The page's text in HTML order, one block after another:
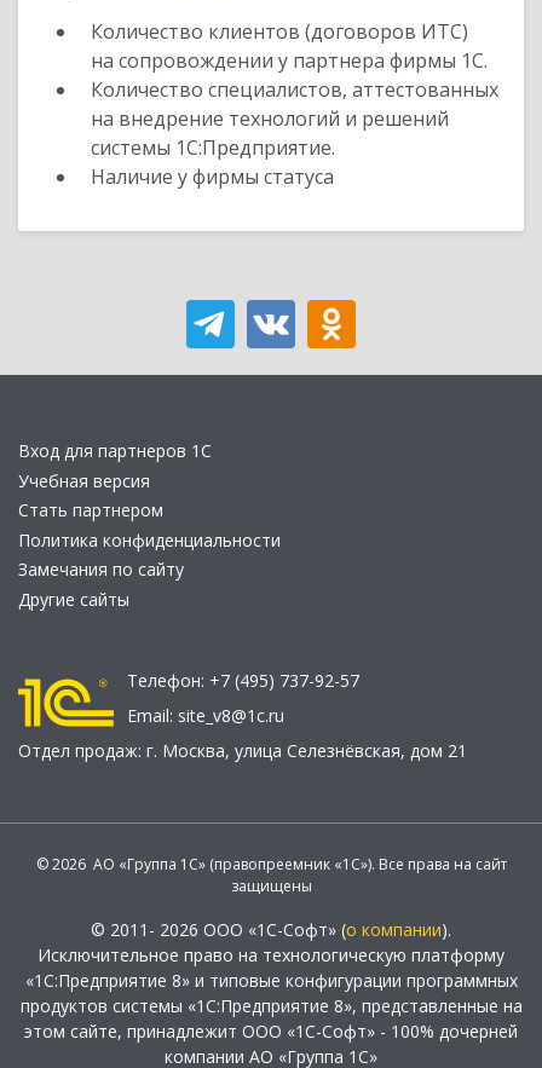
Количество клиентов (договоров ИТС)
на сопровождении у партнера фирмы 1С.
Количество специалистов, аттестованных
на внедрение технологий и решений
системы 1С:Предприятие.
Наличие у фирмы статуса
Вход для партнеров 1С
Учебная версия
Стать партнером
Политика конфиденциальности
Замечания по сайту
Другие сайты
Телефон: +7 (495) 737-92-57
Email: site_v8@1c.ru
Отдел продаж: г. Москва, улица Селезнёвская, дом 21
© 2026 АО «Группа 1С» (правопреемник «1С»). Все права на сайт
защищены
© 2011- 2026 ООО «1С-Софт» (о компании).
Исключительное право на технологическую платформу
«1С:Предприятие 8» и типовые конфигурации программных
продуктов системы «1С:Предприятие 8», представленные на
этом сайте, принадлежит ООО «1С-Софт» - 100% дочерней
компании АО «Группа 1С»